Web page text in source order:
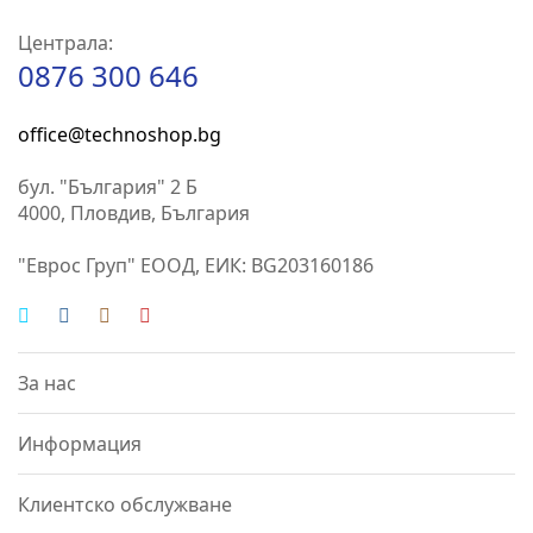
Централа:
0876 300 646
office@technoshop.bg
бул. "България" 2 Б
4000, Пловдив, България
"Еврос Груп" ЕООД, ЕИК: BG203160186
За нас
Информация
Клиентско обслужване